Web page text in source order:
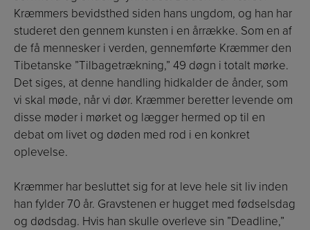
Kræmmers bevidsthed siden hans ungdom, og han har
studeret den gennem kunsten i en årrække. Som en af
de få mennesker i verden, gennemførte Kræmmer den
Tibetanske ”Tilbagetrækning,” 49 døgn i totalt mørke.
Det siges, at denne handling hidkalder de ånder, som
vi skal møde, når vi dør. Kræmmer beretter levende om
disse møder i mørket og lægger hermed op til en
debat om livet og døden med rod i en konkret
oplevelse.
Kræmmer har besluttet sig for at leve hele sit liv inden
han fylder 70 år. Gravstenen er hugget med fødselsdag
og dødsdag. Hvis han skulle overleve sin ”Deadline,”